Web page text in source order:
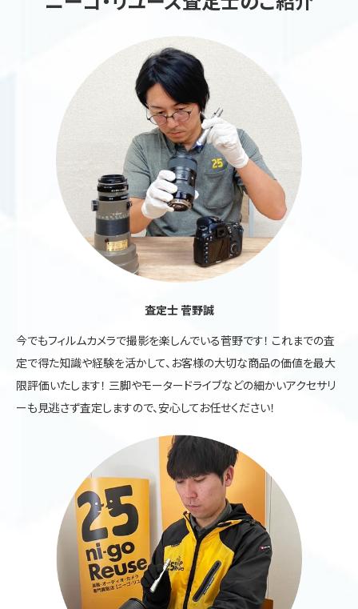
査定士 菅野誠
今でもフィルムカメラで撮影を楽しんでいる菅野です！ これまでの査
定で得た知識や経験を活かして、お客様の大切な商品の価値を最大
限評価いたします！ 三脚やモータードライブなどの細かいアクセサリ
ーも見逃さず査定しますので、安心してお任せください！